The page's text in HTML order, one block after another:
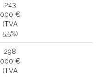
243
000 €
(TVA
5,5%)
298
000 €
(TVA